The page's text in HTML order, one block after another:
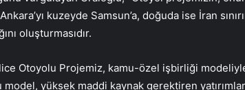
kuzeyde Samsun’a, doğuda ise İran
oluşturmasıdır.
Otoyolu Projemiz, kamu-özel işbirliği
yüksek maddi kaynak gerektiren